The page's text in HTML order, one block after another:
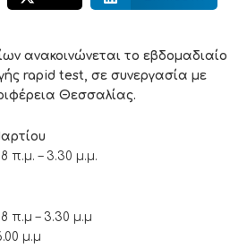
ανακοινώνεται το εβδομαδιαίο
rapid test, σε συνεργασία με
Θεσσαλίας.
π.μ. – 3.30 μ.μ.
π.μ – 3.30 μ.μ
μ.μ